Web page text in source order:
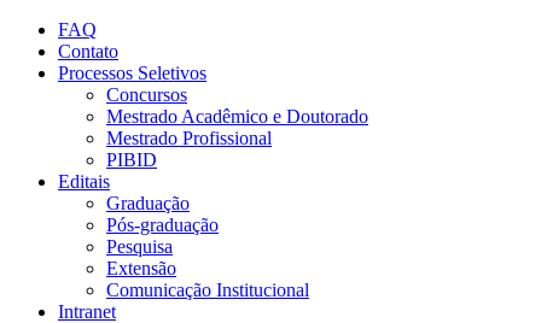
Conteúdo principal
FAQ
Contato
Processos Seletivos
Concursos
Mestrado Acadêmico e Doutorado
Mestrado Profissional
PIBID
Editais
Graduação
Pós-graduação
Pesquisa
Extensão
Comunicação Institucional
Intranet